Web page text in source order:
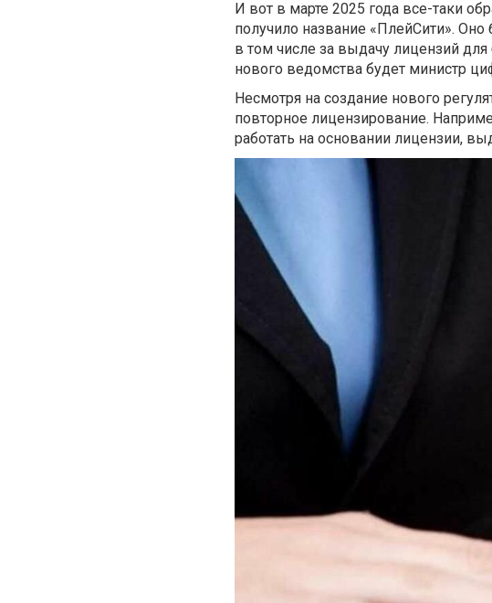
И вот в марте 2025 года все-таки
получило название «ПлейСити». Оно
в том числе за выдачу лицензий
нового ведомства будет министр
Несмотря на создание нового
повторное лицензирование.
работать на основании лицензии,